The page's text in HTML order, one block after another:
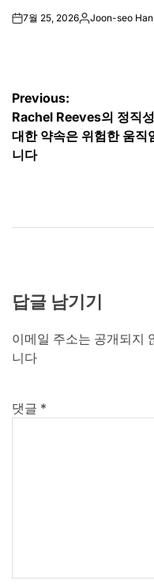
on7월 25, 2026Posted
Joon-seo Han
글
탐
색
Previous:
Rachel Reeves의 정직
대한 약속은 위험한 움직
니다
답글 남기기
이메일 주소는 공개되지
니다
댓글 *